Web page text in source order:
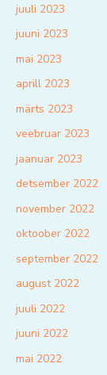
juuli 2023
juuni 2023
mai 2023
aprill 2023
märts 2023
veebruar 2023
jaanuar 2023
detsember 2022
november 2022
oktoober 2022
september 2022
august 2022
juuli 2022
juuni 2022
mai 2022